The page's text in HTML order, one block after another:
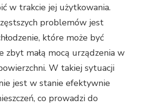
w trakcie jej użytkowania.
problemów jest
które może być
zbyt małą mocą urządzenia w
W takiej sytuacji
jest w stanie efektywnie
co prowadzi do